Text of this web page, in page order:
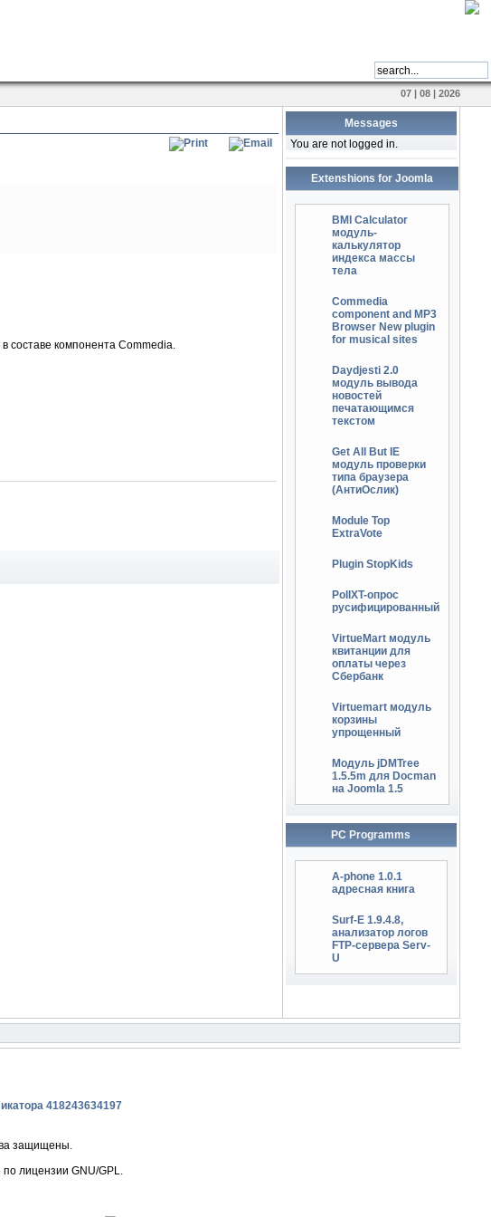
07 | 08 | 2026
составе компонента Commedia.
Messages
You are not logged in.
Extenshions for Joomla
BMI Calculator
модуль-
калькулятор
индекса массы
тела
Commedia
component and MP3
Browser New plugin
for musical sites
Daydjesti 2.0
модуль вывода
новостей
печатающимся
текстом
Get All But IE
модуль проверки
типа браузера
(АнтиОслик)
Module Top
ExtraVote
Plugin StopKids
PollXT-опрос
русифицированный
VirtueMart модуль
квитанции для
оплаты через
Сбербанк
Virtuemart модуль
корзины
упрощенный
Модуль jDMTree
1.5.5m для Docman
на Joomla 1.5
PC Programms
A-phone 1.0.1
адресная книга
Surf-E 1.9.4.8,
анализатор логов
FTP-сервера Serv-
U
защищены.
лицензии GNU/GPL.